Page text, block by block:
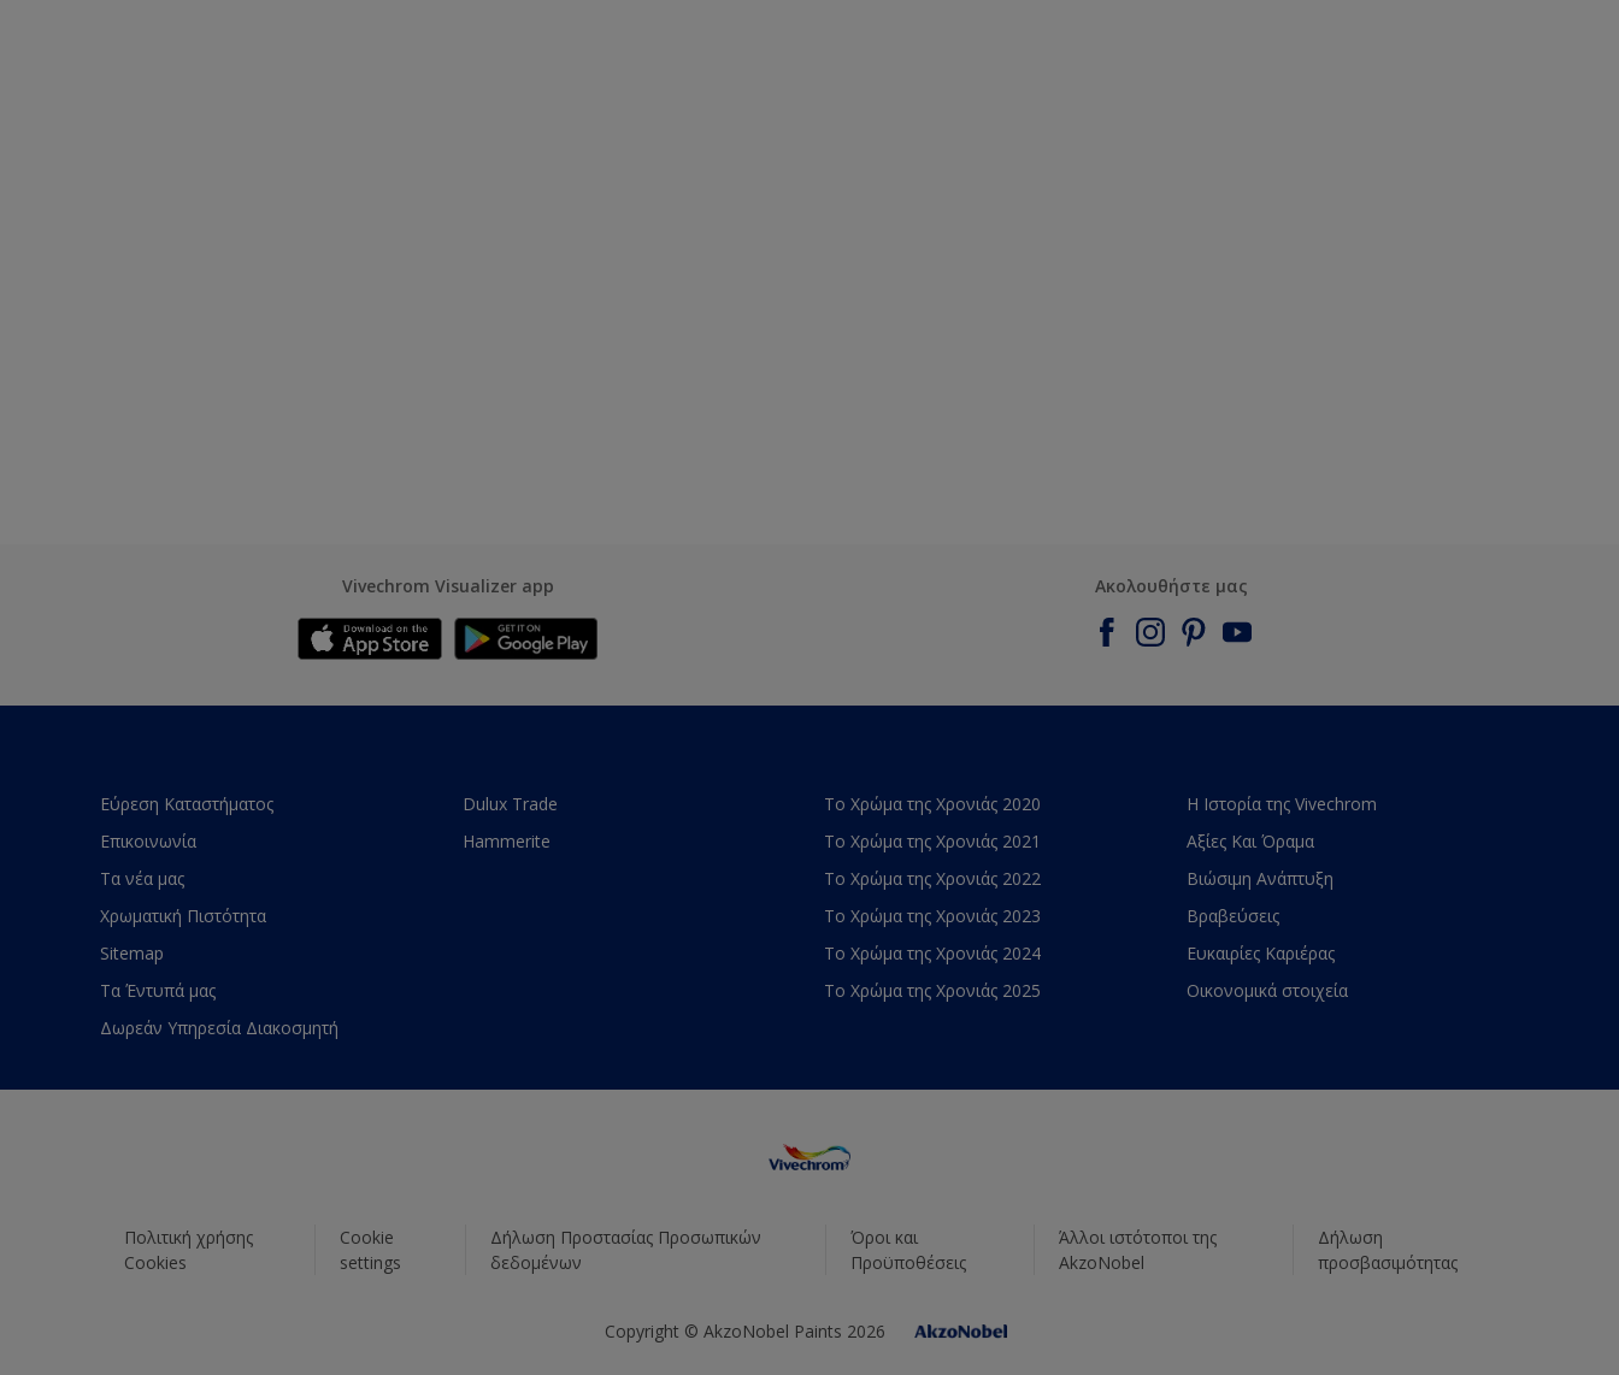
Vivechrom Visualizer app Ακολουθήστε μας
Εύρεση Καταστήματος
Επικοινωνία
Τα νέα μας
Χρωματική Πιστότητα
Sitemap
Τα Έντυπά μας
Δωρεάν Υπηρεσία Διακοσμητή
Dulux Trade
Hammerite
Το Χρώμα της Χρονιάς 2020
Το Χρώμα της Χρονιάς 2021
Το Χρώμα της Χρονιάς 2022
Το Χρώμα της Χρονιάς 2023
Το Χρώμα της Χρονιάς 2024
Το Χρώμα της Χρονιάς 2025
Η Ιστορία της Vivechrom
Αξίες Και Όραμα
Βιώσιμη Ανάπτυξη
Βραβεύσεις
Ευκαιρίες Καριέρας
Οικονομικά στοιχεία
Πολιτική χρήσης
Cookies
Cookie
settings
Δήλωση Προστασίας Προσωπικών
δεδομένων
Όροι και
Προϋποθέσεις
Άλλοι ιστότοποι της
AkzoNobel
Δήλωση
προσβασιμότητας
Copyright © AkzoNobel Paints 2026